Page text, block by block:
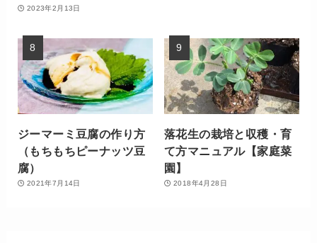
2023年2月13日
ジーマーミ豆腐の作り方
（もちもちピーナッツ豆
腐）
2021年7月14日
落花生の栽培と収穫・育
て方マニュアル【家庭菜
園】
2018年4月28日